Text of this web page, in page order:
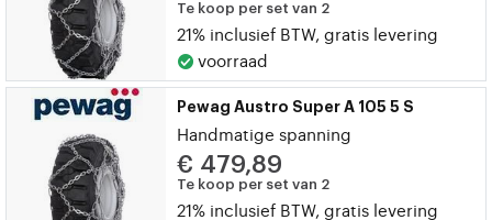
Te koop per set van 2
21% inclusief BTW, gratis levering
voorraad
Pewag Austro Super A 105 5 S
Handmatige spanning
€ 479,89
Te koop per set van 2
21% inclusief BTW, gratis levering